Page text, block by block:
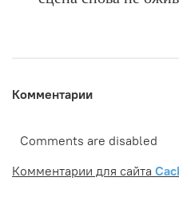
Комментарии
Comments are disabled
Комментарии для сайта